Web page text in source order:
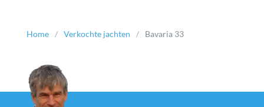
Home Verkochte jachten Bavaria 33